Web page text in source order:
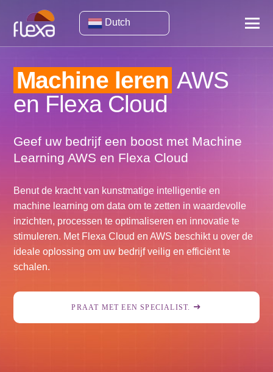
Dutch
Machine leren AWS
en Flexa Cloud
Geef uw bedrijf een boost met Machine
Learning AWS en Flexa Cloud
Benut de kracht van kunstmatige intelligentie en
machine learning om data om te zetten in waardevolle
inzichten, processen te optimaliseren en innovatie te
stimuleren. Met Flexa Cloud en AWS beschikt u over de
ideale oplossing om uw bedrijf veilig en efficiënt te
schalen.
PRAAT MET EEN SPECIALIST.